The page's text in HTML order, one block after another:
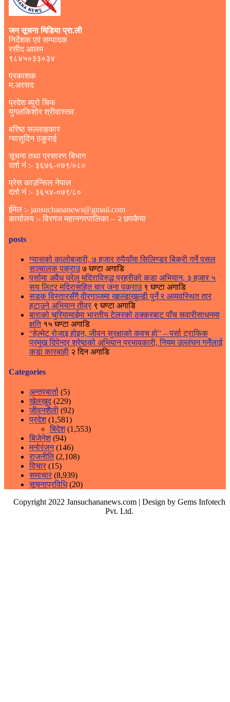
जन सूचना मिडिया प्रा.ली
निर्देशक एवं सम्पादक
रसीद आलम
९८४५०३३०३४
प्रकाशक
म.अरसद
प्रदेश ब्युरो चिफ
युगलकिशोर श्रीवास्तव
बरिष्ठ सल्लाहकार
ग्यासुदिन ठकुराई
सूचना तथा प्रसारण बिभाग
दर्ता नं :- ३६७६-०७९/०८०
प्रेस काउन्सिल नेपाल
दर्ता नं :- ३६५४-०७९/८०
ईमेल :- jansuchananews@gmail.com
कार्यालय :- विरगज महानगरपालिका – २ छपकैया
posts
ग्यासको कालोबजारी, ७ हजार रुपैयाँमा सिलिण्डर बिक्री गर्ने पसल
सञ्चालक पक्राउ ७ घण्टा अगाडि
पर्सामा अवैध घरेलु मदिराविरुद्ध प्रहरीको कडा अभियान, ३ हजार ५
सय लिटर मदिरासहित चार जना पक्राउ ९ घण्टा अगाडि
सडक विस्तारसँगै वीरगञ्जमा खाल्डाखुल्डी पुर्ने र अव्यवस्थित तार
हटाउने अभियान तीव्र ९ घण्टा अगाडि
बाराको चुरियामाईमा भारतीय टेलरको ठक्करबाट पाँच सवारीसाधनमा
क्षति १५ घण्टा अगाडि
“हेल्मेट रोजाइ होइन, जीवन सुरक्षाको कवच हो” – पर्सा ट्राफिक
प्रमुख दिपेन्द्र श्रेष्ठको अभियान प्रभावकारी, नियम उल्लंघन गर्नेलाई
कडा कारबाही २ दिन अगाडि
Categories
अन्तरबार्ता(5)
खेलखुद(229)
जीवनशैली(92)
प्रदेश(1,581)
बिदेश(1,553)
बिजेनेश(94)
मनोरंजन(146)
राजनीति(2,108)
विचार(15)
समाचार(8,939)
सूचनाप्रविधि(20)
Copyright 2022 Jansuchananews.com | Design by Gems Infotech
Pvt. Ltd.